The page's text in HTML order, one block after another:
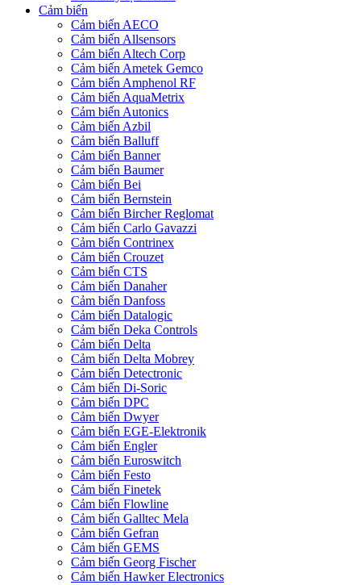
Cảm biến
Cảm biến AECO
Cảm biến Allsensors
Cảm biến Altech Corp
Cảm biến Ametek Gemco
Cảm biến Amphenol RF
Cảm biến AquaMetrix
Cảm biến Autonics
Cảm biến Azbil
Cảm biến Balluff
Cảm biến Banner
Cảm biến Baumer
Cảm biến Bei
Cảm biến Bernstein
Cảm biến Bircher Reglomat
Cảm biến Carlo Gavazzi
Cảm biến Contrinex
Cảm biến Crouzet
Cảm biến CTS
Cảm biến Danaher
Cảm biến Danfoss
Cảm biến Datalogic
Cảm biến Deka Controls
Cảm biến Delta
Cảm biến Delta Mobrey
Cảm biến Detectronic
Cảm biến Di-Soric
Cảm biến DPC
Cảm biến Dwyer
Cảm biến EGE-Elektronik
Cảm biến Engler
Cảm biến Euroswitch
Cảm biến Festo
Cảm biến Finetek
Cảm biến Flowline
Cảm biến Galltec Mela
Cảm biến Gefran
Cảm biến GEMS
Cảm biến Georg Fischer
Cảm biến Hawker Electronics